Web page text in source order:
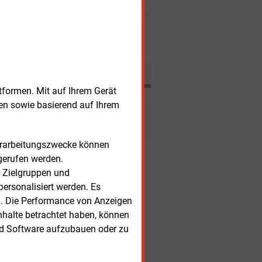
Mit auf Ihrem Gerät
sowie basierend auf Ihrem
können
werden.
und
werden. Es
Performance von Anzeigen
betrachtet haben, können
Software aufzubauen oder zu
Kunden